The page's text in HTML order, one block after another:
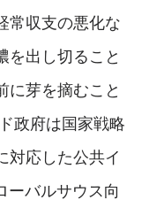
常収支の悪化な
を出し切ること
に芽を摘むこと
政府は国家戦略
対応した公共イ
ーバルサウス向